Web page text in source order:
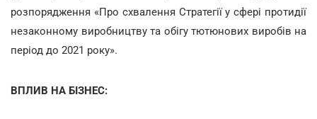
розпорядження «Про схвалення Стратегії у сфері протидії
незаконному виробництву та обігу тютюнових виробів на
період до 2021 року».
ВПЛИВ НА БІЗНЕС: